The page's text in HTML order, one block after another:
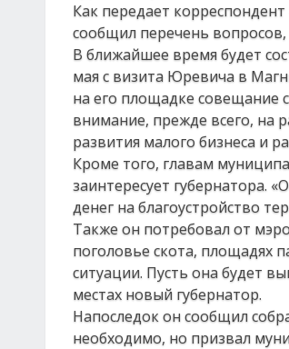
Как передает
сообщил перечень
В ближайшее время будет
мая с визита Юревича в
на его площадке совещание
внимание, прежде всего, на
развития малого бизнеса и
Кроме того, главам
заинтересует губернатора.
денег на благоустройство
Также он потребовал от
поголовье скота, площадях
ситуации. Пусть она будет
местах новый губернатор.
Напоследок он сообщил
необходимо, но призвал